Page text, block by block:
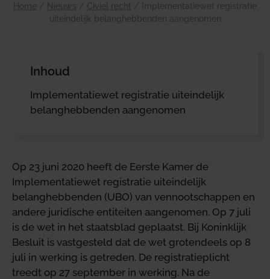
Home / Nieuws / Civiel recht / Implementatiewet registratie
uiteindelijk belanghebbenden aangenomen
Inhoud
Implementatiewet registratie uiteindelijk
belanghebbenden aangenomen
Op 23 juni 2020 heeft de Eerste Kamer de
Implementatiewet registratie uiteindelijk
belanghebbenden (UBO) van vennootschappen en
andere juridische entiteiten aangenomen. Op 7 juli
is de wet in het staatsblad geplaatst. Bij Koninklijk
Besluit is vastgesteld dat de wet grotendeels op 8
juli in werking is getreden. De registratieplicht
treedt op 27 september in werking. Na de